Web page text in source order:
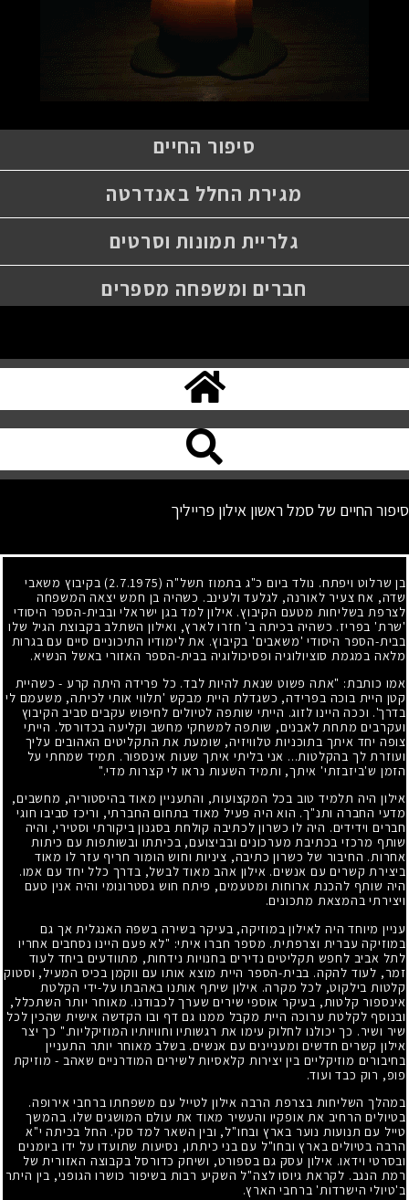
סיפור החיים
מגירת החלל באנדרטה
גלריית תמונות וסרטים
חברים ומשפחה מספרים
סיפור החיים של סמל ראשון אילון פרייליך
בן שרלוט ויפתח. נולד ביום כ"ג בתמוז תשל"ה (2.7.1975)
בקיבוץ משאבי
שדה, אח צעיר לאורנה, לגלעד ולעינב. כשהיה בן חמש יצאה המשפחה
לצרפת בשליחות מטעם הקיבוץ. אילון למד בגן ישראלי ובבית-הספר היסודי
'שרת' בפריז. כשהיה בכיתה ב' חזרו לארץ, ואילון השתלב בקבוצת הגיל שלו
בבית-הספר היסודי 'משאבים' בקיבוץ. את לימודיו התיכוניים סיים עם בגרות
מלאה במגמת סוציולוגיה ופסיכולוגיה בבית-הספר האזורי באשל הנשיא.
אמו כותבת: "אתה פשוט שנאת להיות לבד. כל פרידה היתה קרע - כשהיית
קטן היית בוכה בפרידה, כשגדלת היית מבקש 'תלווי אותי לכיתה, משעמם לי
בדרך'. וככה היינו לזוג. הייתי שותפה לטיולים לחיפוש עקבים סביב הקיבוץ
ועקרבים מתחת לאבנים, שותפה למשחקי מחשב וקליעה בכדורסל. הייתי
צופה יחד איתך בתוכניות טלוויזיה, שומעת את התקליטים האהובים עליך
ועוזרת לך בהקלטות... אני בליתי איתך שעות אינספור. תמיד שמחתי על
הזמן ש'ביזבזתי' איתך, ותמיד השעות נראו לי קצרות מדי."
אילון היה תלמיד טוב בכל המקצועות, והתעניין מאוד בהיסטוריה, מחשבים,
מדעי החברה ותנ"ך. הוא היה פעיל מאוד בתחום החברתי, וריכז סביבו חוגי
חברים וידידים. היה לו כשרון לכתיבה קולחת בסגנון ביקורתי וסטירי, והיה
שותף מרכזי בכתיבת מערכונים ובביצועם, בכיתתו ובשותפות עם כיתות
אחרות. החיבור של כשרון כתיבה, ציניות וחוש הומור חריף עזר לו מאוד
ביצירת קשרים עם אנשים. אילון אהב מאוד לבשל, בדרך כלל יחד עם אמו.
היה שותף להכנת ארוחות ומטעמים, פיתח חוש גסטרונומי והיה אנין טעם
ויצירתי בהמצאת מתכונים.
עניין מיוחד היה לאילון במוזיקה, בעיקר בשירה בשפה האנגלית אך גם
במוזיקה עברית וצרפתית. מספר חברו איתי: "לא פעם היינו נסחבים אחריו
לתל אביב לחפש תקליטים נדירים בחנויות נידחות, מתוודעים ביחד לעוד
זמר, לעוד להקה. בבית-הספר היית מוצא אותו עם ווקמן בכיס המעיל, וסטוק
קלטות בילקוט, לכל מקרה. אילון שיתף אותנו באהבתו על-ידי הקלטת
אינספור קלטות, בעיקר אוספי שירים שערך לכבודנו. מאוחר יותר השתכלל,
ובנוסף לקלטת ערוכה היית מקבל ממנו גם דף ובו הקדשה אישית שהכין לכל
שיר ושיר. כך יכולנו לחלוק עימו את רגשותיו וחוויותיו המוזיקליות." כך יצר
אילון קשרים חדשים ומעניינים עם אנשים. בשלב מאוחר יותר התעניין
בחיבורים מוזיקליים בין יצירות קלאסיות לשירים המודרניים שאהב - מוזיקת
פופ, רוק כבד ועוד.
במהלך השליחות בצרפת הרבה אילון לטייל עם משפחתו ברחבי אירופה.
בטיולים הרחיב את אופקיו והעשיר מאוד את עולם המושגים שלו. בהמשך
טייל עם תנועות נוער בארץ ובחו"ל, ובין השאר למד סקי. החל בכיתה י"א
הרבה בטיולים בארץ ובחו"ל עם בני כיתתו, נסיעות שתועדו על ידו ביומנים
ובסרטי וידאו. אילון עסק גם בספורט, ושיחק כדורסל בקבוצה האזורית של
רמת הנגב. לקראת גיוסו לצה"ל השקיע רבות בשיפור כושרו הגופני, בין היתר
ב'טיולי הישרדות' ברחבי הארץ.